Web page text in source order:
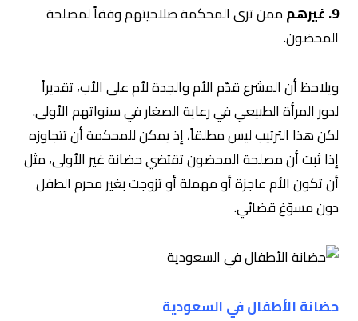
9. غيرهم
ممن ترى المحكمة صلاحيتهم وفقاً لمصلحة
المحضون.
ويلاحظ أن المشرع قدّم الأم والجدة لأم على الأب، تقديراً
لدور المرأة الطبيعي في رعاية الصغار في سنواتهم الأولى.
لكن هذا الترتيب ليس مطلقاً، إذ يمكن للمحكمة أن تتجاوزه
إذا ثبت أن مصلحة المحضون تقتضي حضانة غير الأولى، مثل
أن تكون الأم عاجزة أو مهملة أو تزوجت بغير محرم الطفل
دون مسوّغ قضائي.
حضانة الأطفال في السعودية